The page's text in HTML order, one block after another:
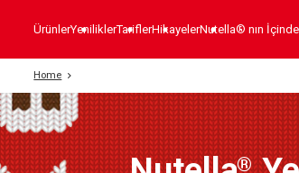
ÜrünlerYeniliklerTariflerHikayelerNutella® nın İçinde
Home
®